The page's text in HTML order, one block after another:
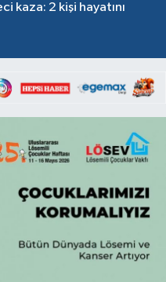
kaza: 2 kişi hayatını